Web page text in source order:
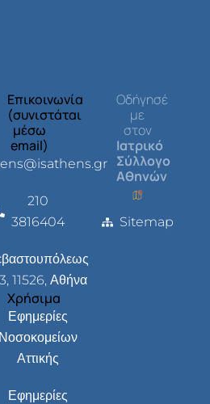
Επικοινωνία
(συνιστάται
μέσω
email)
210
3816404
11526, Αθήνα
Χρήσιμα
Εφημερίες
Νοσοκομείων
Αττικής
Εφημερίες
Οδήγησέ
με
στον
Ιατρικό
Σύλλογο
Αθηνών
Sitemap